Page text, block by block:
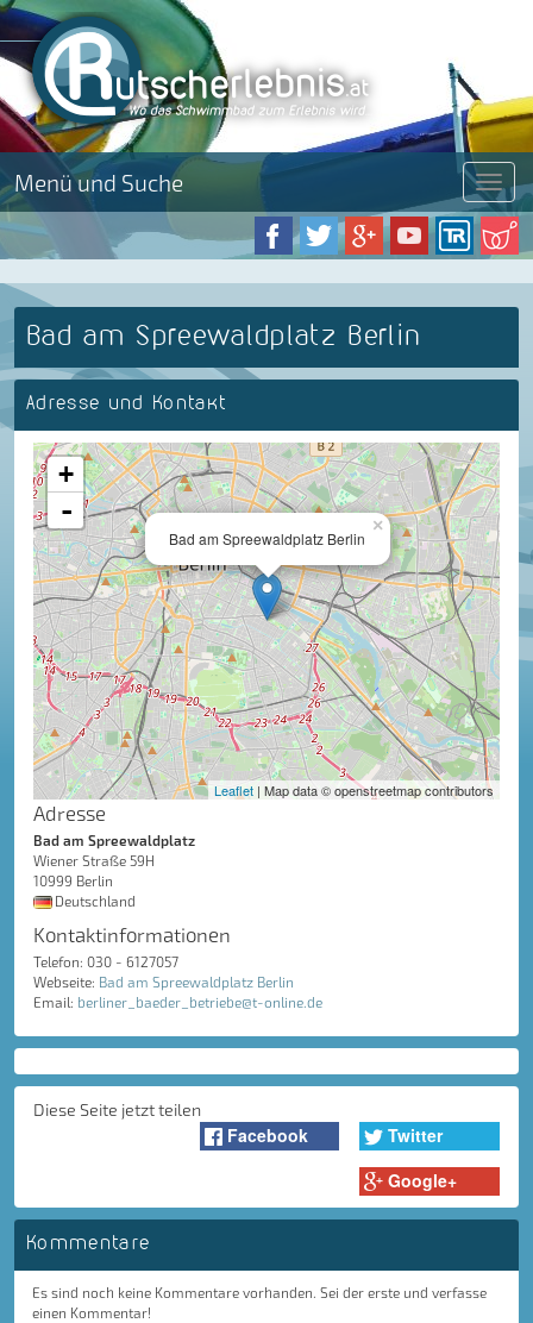
Menü und Suche Menü
Bad am Spreewaldplatz Berlin
Adresse und Kontakt
×
Bad am Spreewaldplatz Berlin
+
-
Leaflet | Map data © openstreetmap contributors
Adresse
Bad am Spreewaldplatz
Wiener Straße 59H
10999 Berlin
Deutschland
Kontaktinformationen
Telefon: 030 - 6127057
Webseite: Bad am Spreewaldplatz Berlin
Email: berliner_baeder_betriebe@t-online.de
Diese Seite jetzt teilen
Facebook
Twitter
Google+
Kommentare
Es sind noch keine Kommentare vorhanden. Sei der erste und verfasse
einen Kommentar!